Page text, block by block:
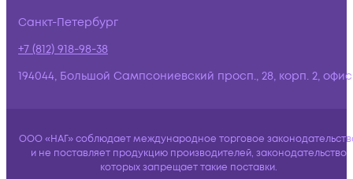
Санкт-Петербург
+7 (812) 918-98-38
194044, Большой Сампсониевский просп., 28, корп. 2,
ООО «НАГ» соблюдает международное торговое
и не поставляет продукцию производителей, законодательство
которых запрещает такие поставки.